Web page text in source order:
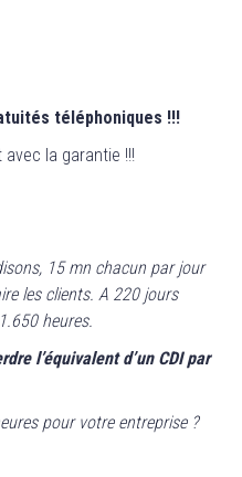
téléphoniques !!!
avec la garantie !!!
15 mn chacun par jour
les clients. A 220 jours
heures.
l’équivalent d’un CDI par
pour votre entreprise ?